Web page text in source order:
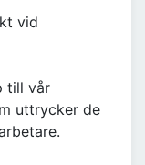
vid
till vår
uttrycker de